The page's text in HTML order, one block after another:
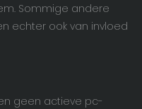
Sommige andere
echter ook van invloed
geen actieve pc-